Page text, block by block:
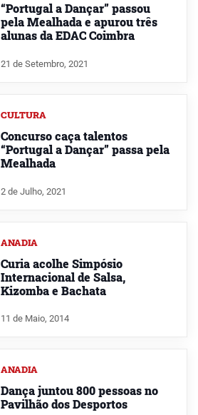
“Portugal a Dançar” passou
pela Mealhada e apurou três
alunas da EDAC Coimbra
21 de Setembro, 2021
CULTURA
Concurso caça talentos
“Portugal a Dançar” passa pela
Mealhada
2 de Julho, 2021
ANADIA
Curia acolhe Simpósio
Internacional de Salsa,
Kizomba e Bachata
11 de Maio, 2014
ANADIA
Dança juntou 800 pessoas no
Pavilhão dos Desportos